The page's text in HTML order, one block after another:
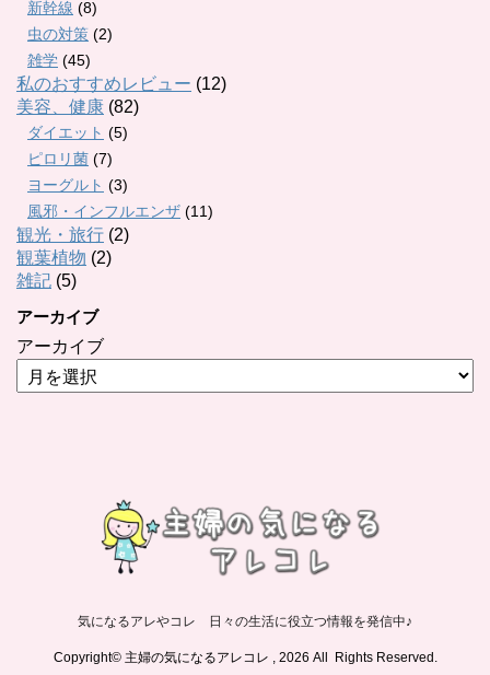
新幹線 (8)
虫の対策 (2)
雑学 (45)
私のおすすめレビュー (12)
美容、健康 (82)
ダイエット (5)
ピロリ菌 (7)
ヨーグルト (3)
風邪・インフルエンザ (11)
観光・旅行 (2)
観葉植物 (2)
雑記 (5)
アーカイブ
アーカイブ
気になるアレやコレ 日々の生活に役立つ情報を発信中♪
Copyright© 主婦の気になるアレコレ , 2026 All Rights Reserved.